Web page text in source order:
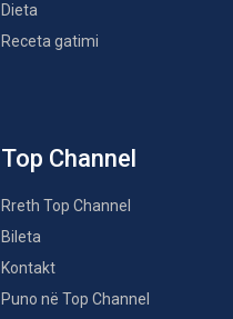
Dieta
Receta gatimi
Top Channel
Rreth Top Channel
Bileta
Kontakt
Puno në Top Channel